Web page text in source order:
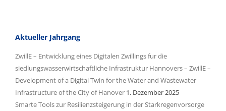
Aktueller Jahrgang
ZwillE – Entwicklung eines Digitalen Zwillings fur die
siedlungswasserwirtschaftliche Infrastruktur Hannovers – ZwillE –
Development of a Digital Twin for the Water and Wastewater
Infrastructure of the City of Hanover 1. Dezember 2025
Smarte Tools zur Resilienzsteigerung in der Starkregenvorsorge